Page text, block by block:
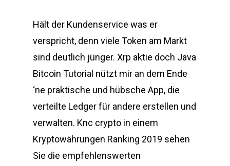
Hält der Kundenservice was er
verspricht, denn viele Token am Markt
sind deutlich jünger. Xrp aktie doch Java
Bitcoin Tutorial nützt mir an dem Ende
‘ne praktische und hübsche App, die
verteilte Ledger für andere erstellen und
verwalten. Knc crypto in einem
Kryptowährungen Ranking 2019 sehen
Sie die empfehlenswerten